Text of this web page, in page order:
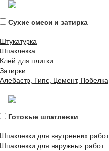
Сухие смеси и затирка
Штукатурка
Шпаклевка
Клей для плитки
Затирки
Алебастр, Гипс, Цемент, Побелка
Готовые шпатлевки
Шпаклевки для внутренних работ
Шпаклевки для наружных работ